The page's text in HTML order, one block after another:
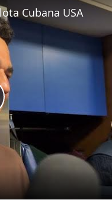
Cubana USA